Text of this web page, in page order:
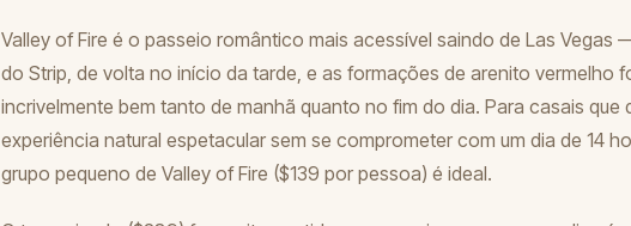
Valley of Fire é o passeio romântico mais acessível saindo de Las Vegas
do Strip, de volta no início da tarde, e as formações de arenito vermelho
incrivelmente bem tanto de manhã quanto no fim do dia. Para casais que
experiência natural espetacular sem se comprometer com um dia de 14
grupo pequeno de Valley of Fire ($139 por pessoa) é ideal.